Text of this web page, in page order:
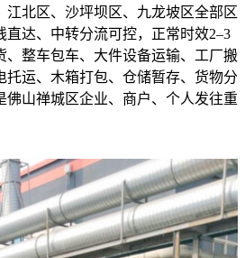
江北区、沙坪坝区、九龙坡区全部区
直达、中转分流可控，正常时效2–3
、整车包车、大件设备运输、工厂搬
托运、木箱打包、仓储暂存、货物分
佛山禅城区企业、商户、个人发往重